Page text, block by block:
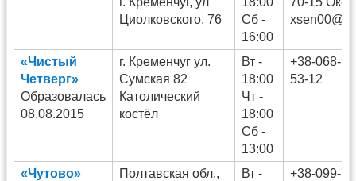
Циолковского, 76
Сб -
16:00
«Чистый
Четверг»
Образовалась
08.08.2015
г. Кременчуг ул.
Сумская 82
Католический
костёл
Вт -
18:00
Чт -
18:00
Сб -
13:00
+38-068-
53-12
«Чутово»
Полтавская обл.,
Вт -
+38-099-